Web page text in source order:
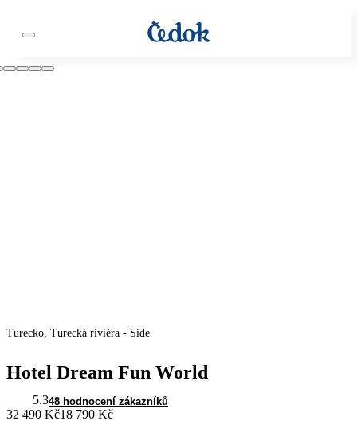
Turecko, Turecká riviéra - Side
Hotel Dream Fun World
5.348 hodnocení zákazníků
32 490 Kč18 790 Kč